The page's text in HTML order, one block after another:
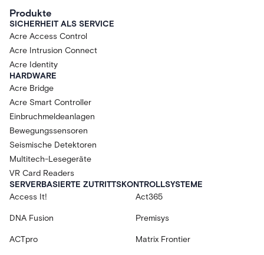
Produkte
SICHERHEIT ALS SERVICE
Acre Access Control
Acre Intrusion Connect
Acre Identity
HARDWARE
Acre Bridge
Acre Smart Controller
Einbruchmeldeanlagen
Bewegungssensoren
Seismische Detektoren
Multitech-Lesegeräte
VR Card Readers
SERVERBASIERTE ZUTRITTSKONTROLLSYSTEME
Access It!
Act365
DNA Fusion Premisys
ACTpro Matrix Frontier